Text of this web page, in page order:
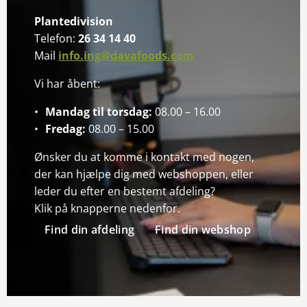
Plantedivision
Telefon: 26 34 14 40
Mail info.ing@davafoods.com
Vi har åbent:
Mandag til torsdag: 08.00 – 16.00
Fredag: 08.00 – 15.00
Ønsker du at komme i kontakt med nogen,
der kan hjælpe dig med webshoppen, eller
leder du efter en bestemt afdeling?
Klik på knapperne nedenfor.
Find din afdeling
Find din webshop